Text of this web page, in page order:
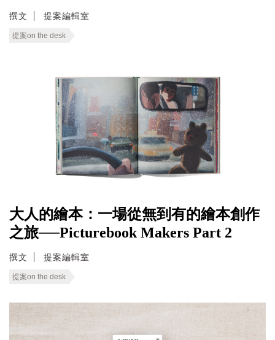
撰文 提案編輯室
提案on the desk
大人的繪本：一場從無到有的繪本創作
之旅──Picturebook Makers Part 2
撰文 提案編輯室
提案on the desk